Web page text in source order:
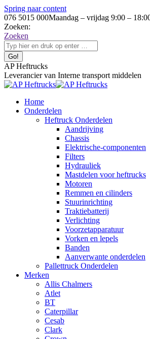
Spring naar content
076 5015 000Maandag – vrijdag 9:00 –
Zoeken:
Zoeken
AP Heftrucks
Leverancier van Interne transport middelen
Home
Onderdelen
Heftruck Onderdelen
Aandrijving
Chassis
Elektrische-componenten
Filters
Hydrauliek
Mastdelen voor heftrucks
Motoren
Remmen en cilinders
Stuurinrichting
Traktiebatterij
Verlichting
Voorzetapparatuur
Vorken en lepels
Banden
Aanverwante onderdelen
Pallettruck Onderdelen
Merken
Allis Chalmers
Atlet
BT
Caterpillar
Cesab
Clark